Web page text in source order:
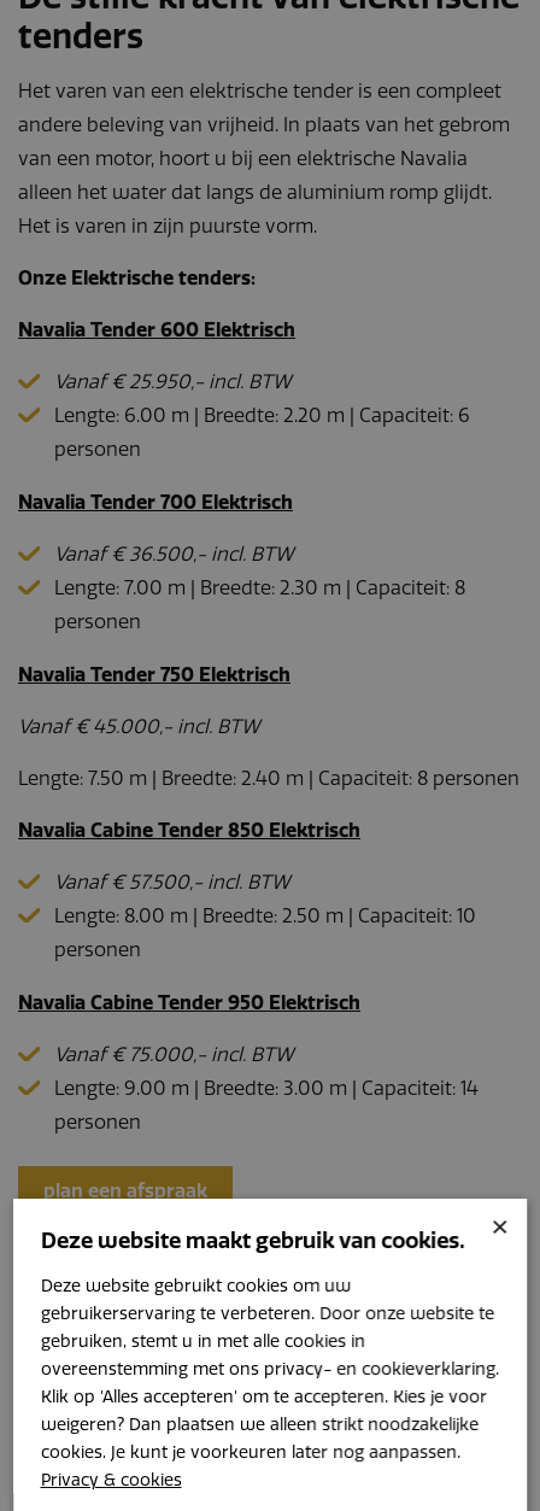
tenders
Het varen van een elektrische tender is een compleet
andere beleving van vrijheid. In plaats van het gebrom
van een motor, hoort u bij een elektrische Navalia
alleen het water dat langs de aluminium romp glijdt.
Het is varen in zijn puurste vorm.
Onze Elektrische tenders:
Navalia Tender 600 Elektrisch
Vanaf € 25.950,- incl. BTW
Lengte: 6.00 m | Breedte: 2.20 m | Capaciteit: 6
personen
Navalia Tender 700 Elektrisch
Vanaf € 36.500,- incl. BTW
Lengte: 7.00 m | Breedte: 2.30 m | Capaciteit: 8
personen
Navalia Tender 750 Elektrisch
Vanaf € 45.000,- incl. BTW
Lengte: 7.50 m | Breedte: 2.40 m | Capaciteit: 8 personen
Navalia Cabine Tender 850 Elektrisch
Vanaf € 57.500,- incl. BTW
Lengte: 8.00 m | Breedte: 2.50 m | Capaciteit: 10
personen
Navalia Cabine Tender 950 Elektrisch
Vanaf € 75.000,- incl. BTW
Lengte: 9.00 m | Breedte: 3.00 m | Capaciteit: 14
personen
plan een afspraak
×
Deze website maakt gebruik van cookies.
Deze website gebruikt cookies om uw
gebruikerservaring te verbeteren. Door onze website te
gebruiken, stemt u in met alle cookies in
overeenstemming met ons privacy- en cookieverklaring.
Klik op 'Alles accepteren' om te accepteren. Kies je voor
weigeren? Dan plaatsen we alleen strikt noodzakelijke
cookies. Je kunt je voorkeuren later nog aanpassen.
Privacy & cookies